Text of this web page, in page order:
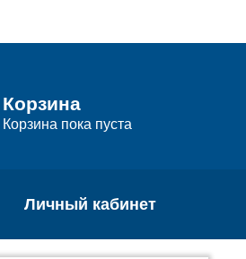
Корзина
Корзина пока пуста
Личный кабинет